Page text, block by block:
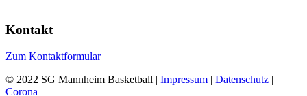
Kontakt
Zum Kontaktformular
© 2022 SG Mannheim Basketball | Impressum | Datenschutz |
Corona